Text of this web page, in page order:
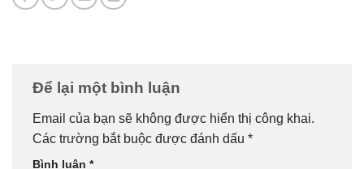
Để lại một bình luận
Email của bạn sẽ không được hiển thị công khai.
Các trường bắt buộc được đánh dấu *
Bình luận *